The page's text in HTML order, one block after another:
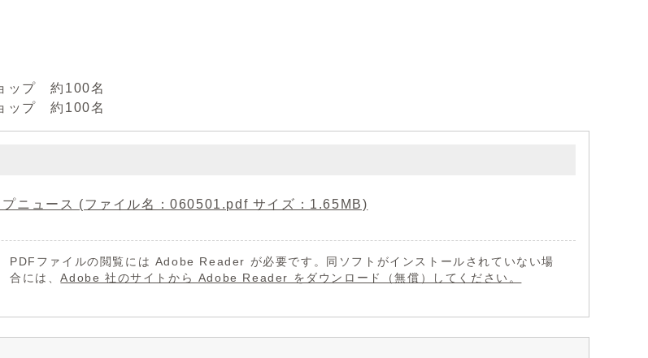
ップ 約100名
ップ 約100名
ニュース (ファイル名：060501.pdf サイズ：1.65MB)
PDFファイルの閲覧には Adobe Reader が必要です。同ソフトがインストールされていない場
合には、Adobe 社のサイトから Adobe Reader をダウンロード（無償）してください。